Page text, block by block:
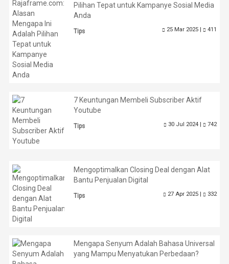
Pilihan Tepat untuk Kampanye Sosial Media
Anda
Tips 25 Mar 2025 | 411
7 Keuntungan Membeli Subscriber Aktif
Youtube
Tips 30 Jul 2024 | 742
Mengoptimalkan Closing Deal dengan Alat
Bantu Penjualan Digital
Tips 27 Apr 2025 | 332
Mengapa Senyum Adalah Bahasa Universal
yang Mampu Menyatukan Perbedaan?